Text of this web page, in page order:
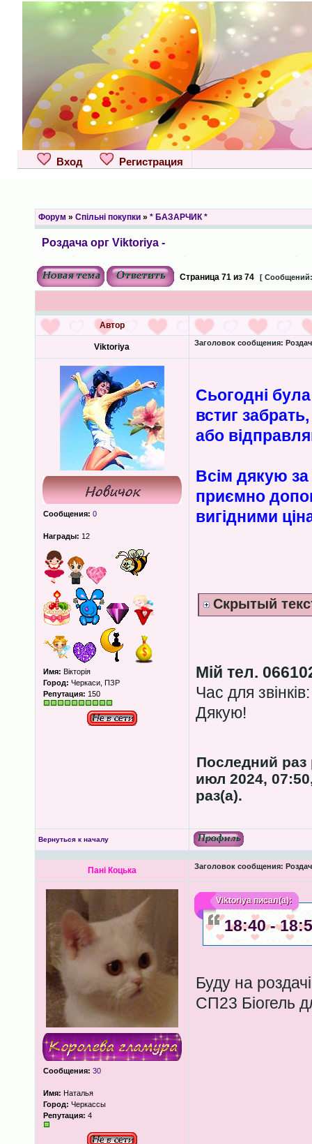
Вход Регистрация
Форум » Спільні покупки» * БАЗАРЧИК *
Роздача орг Viktoriya -
Страница 71из 74 [
Автор
Viktoriya Заголовок сообщения:
Сообщения: 0
Награды: 12
Имя: Вікторія
Город: Черкаси, ПЗР
Репутация: 150
Сьогодні
встиг
або
Всім дякую за
приємно
вигідними
Скрытый
Мій тел.
Час для
Дякую!
Последний
июл 2024,
раз(а).
Вернуться к началу
Пані Коцька Заголовок сообщения:
Сообщения: 30
Имя: Наталья
Город: Черкассы
Репутация: 4
Viktoriyaписал(а):
18:40 -
Буду на
СП23 Біогель